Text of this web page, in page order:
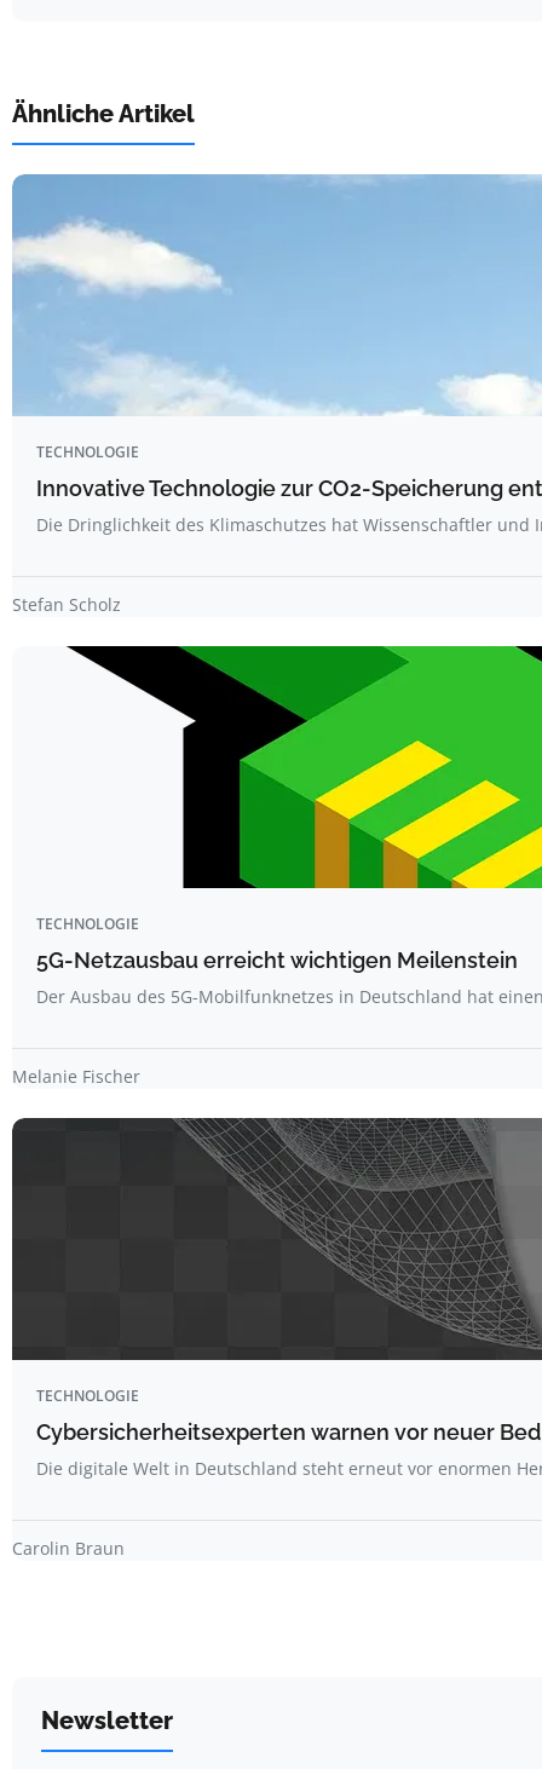
Ähnliche Artikel
TECHNOLOGIE
Innovative Technologie zur CO2-Speicherung
Die Dringlichkeit des Klimaschutzes hat Wissenschaftler
Stefan Scholz
TECHNOLOGIE
5G-Netzausbau erreicht wichtigen Meilenstein
Der Ausbau des 5G-Mobilfunknetzes in Deutschland hat
Melanie Fischer
TECHNOLOGIE
Cybersicherheitsexperten warnen vor neuer
Die digitale Welt in Deutschland steht erneut vor enormen
Carolin Braun
Newsletter